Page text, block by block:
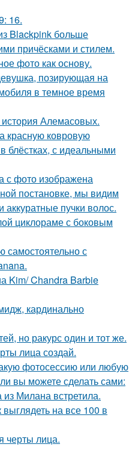
16.
Blackpink больше
причёсками и стилем.
фото как основу.
позирующая на
в темное время
Алемасовых.
красную ковровую
блёстках, с идеальными
с фото изображена
постановке, мы видим
пучки волос.
циклораме с боковым
самостоятельно с
Kim/ Chandra Barbie
кардинально
но ракурс один и тот же.
лица создай.
фотосессию или любую
вы можете сделать сами:
Милана встретила.
на все 100 в
черты лица.